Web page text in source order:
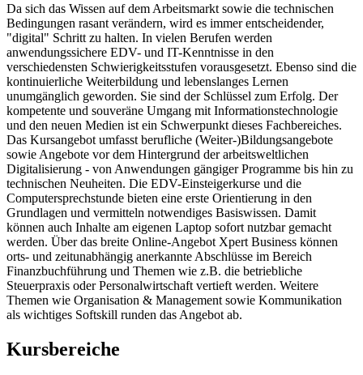
Da sich das Wissen auf dem Arbeitsmarkt sowie die technischen
Bedingungen rasant verändern, wird es immer entscheidender,
"digital" Schritt zu halten. In vielen Berufen werden
anwendungssichere EDV- und IT-Kenntnisse in den
verschiedensten Schwierigkeitsstufen vorausgesetzt. Ebenso sind die
kontinuierliche Weiterbildung und lebenslanges Lernen
unumgänglich geworden. Sie sind der Schlüssel zum Erfolg. Der
kompetente und souveräne Umgang mit Informationstechnologie
und den neuen Medien ist ein Schwerpunkt dieses Fachbereiches.
Das Kursangebot umfasst berufliche (Weiter-)Bildungsangebote
sowie Angebote vor dem Hintergrund der arbeitsweltlichen
Digitalisierung - von Anwendungen gängiger Programme bis hin zu
technischen Neuheiten. Die EDV-Einsteigerkurse und die
Computersprechstunde bieten eine erste Orientierung in den
Grundlagen und vermitteln notwendiges Basiswissen. Damit
können auch Inhalte am eigenen Laptop sofort nutzbar gemacht
werden. Über das breite Online-Angebot Xpert Business können
orts- und zeitunabhängig anerkannte Abschlüsse im Bereich
Finanzbuchführung und Themen wie z.B. die betriebliche
Steuerpraxis oder Personalwirtschaft vertieft werden. Weitere
Themen wie Organisation & Management sowie Kommunikation
als wichtiges Softskill runden das Angebot ab.
Kursbereiche